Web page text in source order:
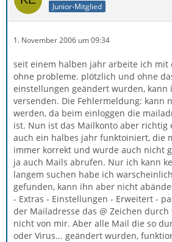
Junior-Mitglied
1. November 2006 um 09:34
seit einem halben jahr arbeite ich mit
ohne probleme. plötzlich und ohne
einstellungen geändert wurden, kann
versenden. Die Fehlermeldung: kann
werden, da beim einloggen die
ist. Nun ist das Mailkonto aber richtig
auch ein halbes jahr funktoiniert, die
immer korrekt und wurde auch nicht
ja auch Mails abrufen. Nur ich kann
langem suchen habe ich
gefunden, kann ihn aber nicht
- Extras - Einstellungen - Erweitert -
der Mailadresse das @ Zeichen
nicht von mir. Aber alle Mail die so
oder Virus... geändert wurden,